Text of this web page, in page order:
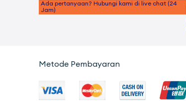
Ada pertanyaan? Hubungi kami di live chat (24
Jam)
Metode Pembayaran